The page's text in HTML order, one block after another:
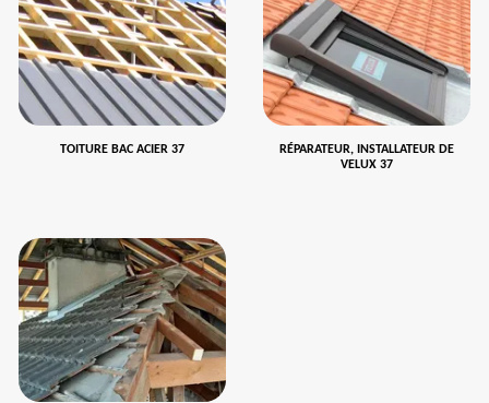
TOITURE BAC ACIER 37
RÉPARATEUR, INSTALLATEUR DE
VELUX 37